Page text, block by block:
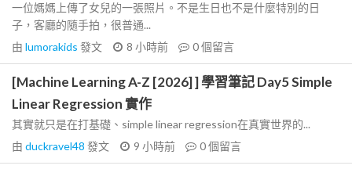
一位媽媽上傳了女兒的一張照片。不是生日也不是什麼特別的日
子，客廳的隨手拍，很普通...
由 lumorakids 發文 8 小時前 0個留言
[Machine Learning A-Z [2026] ] 學習筆記 Day5 Simple
Linear Regression 實作
其實就只是在打基礎、simple linear regression在真實世界的...
由 duckravel48 發文 9 小時前 0個留言